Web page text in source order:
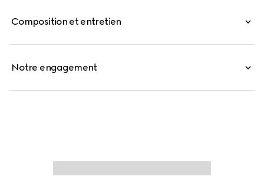
Composition et entretien
Notre engagement